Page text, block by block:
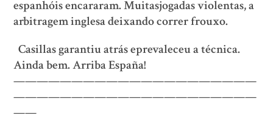
espanhóis encararam. Muitasjogadas violentas, a
arbitragem inglesa deixando correr frouxo.
Casillas garantiu atrás eprevaleceu a técnica.
Ainda bem. Arriba España!
—————————————————————
—————————————————————
——